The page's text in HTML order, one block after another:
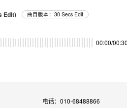
Edit)
曲目版本：30 Secs Edit
00:00/00:30
电话：010-68488866